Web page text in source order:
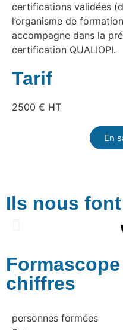
certifications validées
l’organisme de
accompagne dans la
certification QUALIOPI.
Tarif
2500 € HT
En
Ils nous
chiffres
personnes formées